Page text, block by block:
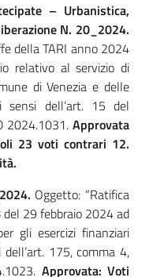
– Urbanistica,
N. 20_2024.
della TARI anno 2024
relativo al servizio di
di Venezia e delle
sensi dell’art. 15 del
2024.1031. Approvata
23 voti contrari 12.
Oggetto: “Ratifica
29 febbraio 2024 ad
gli esercizi finanziari
175, comma 4,
Approvata: Voti